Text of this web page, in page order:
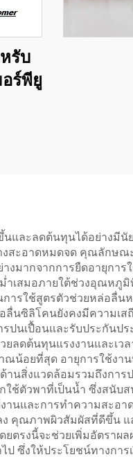
รับ
ร์พียู
และลดต้นทุนได้อย่างมีนั
สะอาดหมดจด คุณลักษณ
มากจากการยืดอายุการ
เสมอภายใต้ช่วงอุณหภูมิ
รใช้สูตรตัวช่วยหล่อลื่น
นซิลิโคนยังคงมีความเส
ปนเปื้อนและรับประกันป
ลดต้นทุนแรงงานและเว
น้อยที่สุด อายุการใช้งา
นสิ่งแวดล้อมรวมถึงการ
ช้ตัวพาที่เป็นน้ำ ซึ่งสนับ
นและการทำความสะอา
ง คุณภาพผิวสัมผัสที่ดีขึ้น
รงนี้จะช่วยเพิ่มอัตราผ
ซึ่งให้ประโยชน์ทางการ